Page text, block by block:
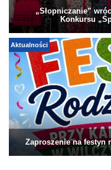
„Słopniczanie”
Konkursu
Aktualności
Zaproszenie na festyn